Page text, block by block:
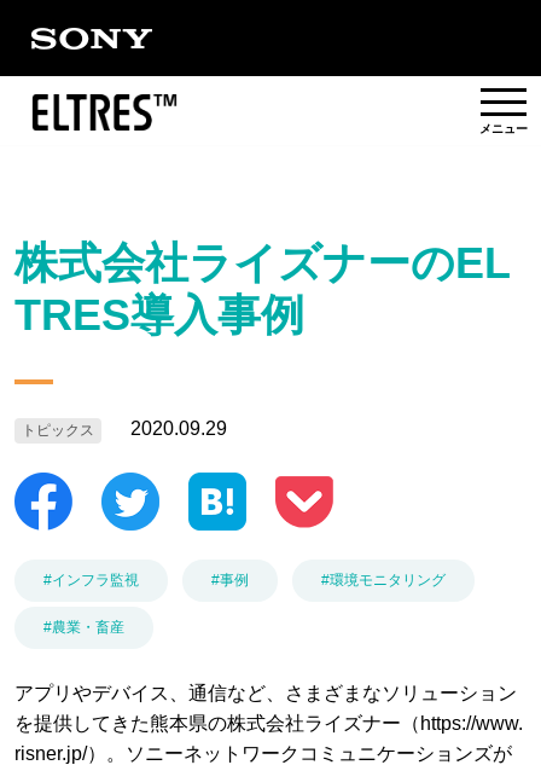
提供エリア
活用事例/ ソリューション
対応製品
ブログ
お問い合わせ
株式会社ライズナーのEL
TRES導入事例
トピックス 2020.09.29
#インフラ監視 #事例 #環境モニタリング
#農業・畜産
アプリやデバイス、通信など、さまざまなソリューション
を提供してきた熊本県の株式会社ライズナー（https://www.
risner.jp/）。ソニーネットワークコミュニケーションズが